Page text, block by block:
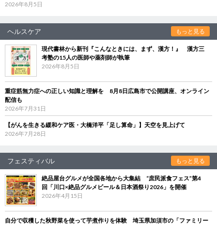
2026年8月5日
ヘルスケア もっと見る
現代書林から新刊『こんなときには、まず、漢方！』 漢方三
考塾の15人の医師や薬剤師が執筆
2026年8月5日
重症筋無力症への正しい知識と理解を 8月8日広島市で公開講座、オンライン
配信も
2026年7月31日
【がんを生きる緩和ケア医・大橋洋平「足し算命」】天空を見上げて
2026年7月28日
フェスティバル もっと見る
絶品屋台グルメが全国各地から大集結 “庶民派食フェス”第4
回「川口×絶品グルメビール＆日本酒祭り2026」を開催
2026年4月15日
自分で収穫した秋野菜を使って芋煮作りを体験 埼玉県加須市の「ファミリー